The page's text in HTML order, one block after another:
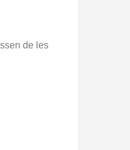
de les